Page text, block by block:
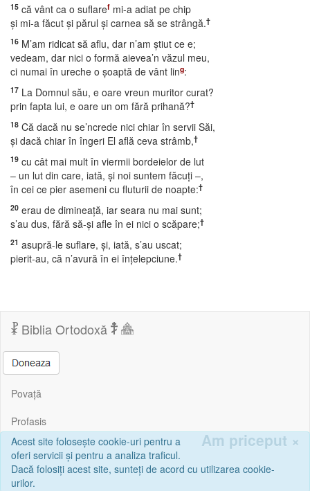
15 că vânt ca o suflaref mi-a adiat pe chip
şi mi-a făcut şi părul şi carnea să se strângă.†
16 M’am ridicat să aflu, dar n’am ştiut ce e;
vedeam, dar nici o formă aievea’n văzul meu,
ci numai în ureche o şoaptă de vânt ling:
17 La Domnul său, e oare vreun muritor curat?
prin fapta lui, e oare un om fără prihană?†
18 Că dacă nu se’ncrede nici chiar în servii Săi,
şi dacă chiar în îngeri El află ceva strâmb,†
19 cu cât mai mult în viermii bordeielor de lut
– un lut din care, iată, şi noi suntem făcuţi –,
în cei ce pier asemeni cu fluturii de noapte:†
20 erau de dimineaţă, iar seara nu mai sunt;
s’au dus, fără să-şi afle în ei nici o scăpare;†
21 asupră-le suflare, şi, iată, s’au uscat;
pierit-au, că n’avură în ei înţelepciune.†
Biblia Ortodoxă
Povață
Profasis
Corespondență
Sfânta Scriptură | Biblia Ortodoxă Online © Copyright 2026, Mihail
Am priceput ×
Acest site folosește cookie-uri pentru a
oferi servicii și pentru a analiza traficul.
Dacă folosiți acest site, sunteți de acord cu utilizarea cookie-
urilor.